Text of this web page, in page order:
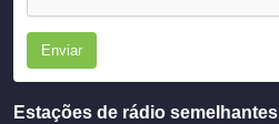
Enviar
Estações de rádio semelhantes